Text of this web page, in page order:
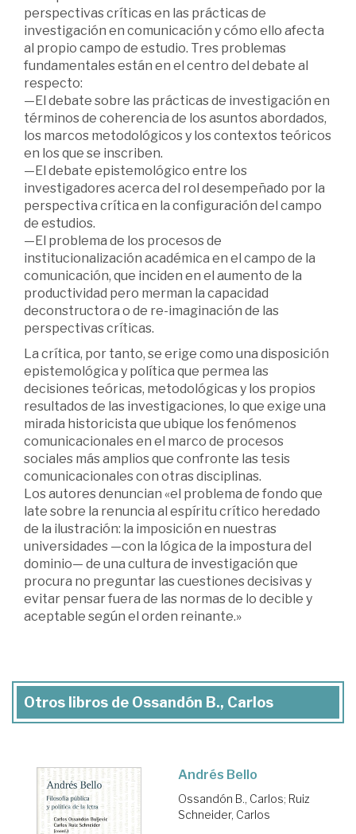
perspectivas críticas en las prácticas de
investigación en comunicación y cómo ello afecta
al propio campo de estudio. Tres problemas
fundamentales están en el centro del debate al
respecto:
—El debate sobre las prácticas de investigación en
términos de coherencia de los asuntos abordados,
los marcos metodológicos y los contextos teóricos
en los que se inscriben.
—El debate epistemológico entre los
investigadores acerca del rol desempeñado por la
perspectiva crítica en la configuración del campo
de estudios.
—El problema de los procesos de
institucionalización académica en el campo de la
comunicación, que inciden en el aumento de la
productividad pero merman la capacidad
deconstructora o de re-imaginación de las
perspectivas críticas.
La crítica, por tanto, se erige como una disposición
epistemológica y política que permea las
decisiones teóricas, metodológicas y los propios
resultados de las investigaciones, lo que exige una
mirada historicista que ubique los fenómenos
comunicacionales en el marco de procesos
sociales más amplios que confronte las tesis
comunicacionales con otras disciplinas.
Los autores denuncian «el problema de fondo que
late sobre la renuncia al espíritu crítico heredado
de la ilustración: la imposición en nuestras
universidades —con la lógica de la impostura del
dominio— de una cultura de investigación que
procura no preguntar las cuestiones decisivas y
evitar pensar fuera de las normas de lo decible y
aceptable según el orden reinante.»
Otros libros de Ossandón B., Carlos
Andrés Bello
Ossandón B., Carlos; Ruiz
Schneider, Carlos